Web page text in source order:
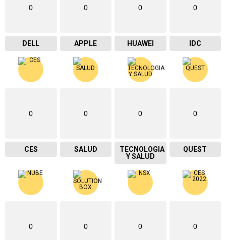
0
DELL
0
APPLE
0
HUAWEI
0
IDC
0
CES
0
SALUD
0
TECNOLOGIA
Y SALUD
0
QUEST
0 0 0 0